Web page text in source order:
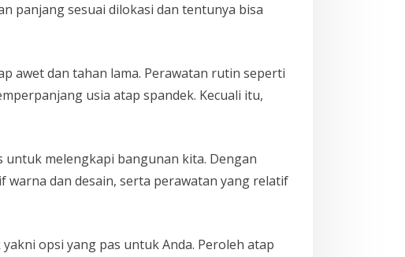
panjang sesuai dilokasi dan tentunya bisa
awet dan tahan lama. Perawatan rutin seperti
usia atap spandek. Kecuali itu,
untuk melengkapi bangunan kita. Dengan
warna dan desain, serta perawatan yang relatif
opsi yang pas untuk Anda. Peroleh atap